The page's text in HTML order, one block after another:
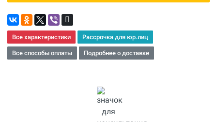
Все характеристики Рассрочка для юр.лиц
Все способы оплаты Подробнее о доставке